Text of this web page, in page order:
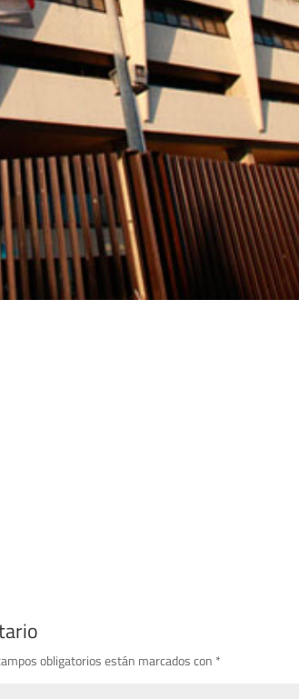
obligatorios están marcados con *